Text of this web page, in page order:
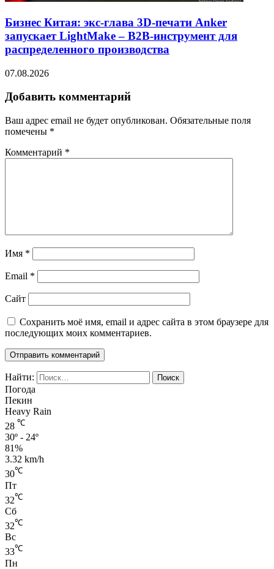
Бизнес Китая: экс-глава 3D-печати Anker
запускает LightMake – B2B-инструмент для
распределенного производства
07.08.2026
Добавить комментарий
Ваш адрес email не будет опубликован. Обязательные поля
помечены *
Комментарий *
Имя *
Email *
Сайт
Сохранить моё имя, email и адрес сайта в этом браузере для
последующих моих комментариев.
Найти:
Погода
Пекин
Heavy Rain
28 ℃
30º - 24º
81%
3.32 km/h
30℃
Пт
32℃
Сб
32℃
Вс
33℃
Пн